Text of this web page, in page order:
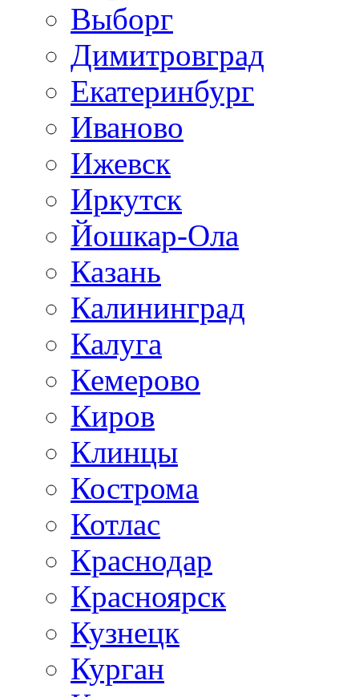
Выборг
Димитровград
Екатеринбург
Иваново
Ижевск
Иркутск
Йошкар-Ола
Казань
Калининград
Калуга
Кемерово
Киров
Клинцы
Кострома
Котлас
Краснодар
Красноярск
Кузнецк
Курган